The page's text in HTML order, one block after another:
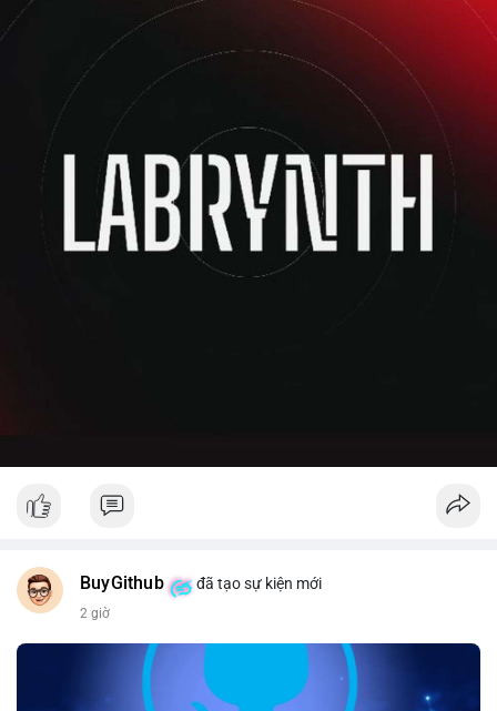
BuyGithub đã tạo sự kiện mới
2 giờ